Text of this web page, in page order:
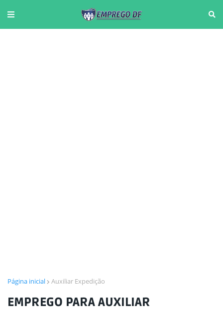
Página inicial Auxiliar Expedição
EMPREGO PARA AUXILIAR